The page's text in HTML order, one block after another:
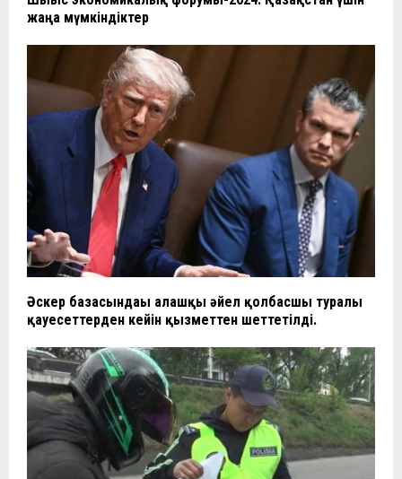
жаңа мүмкіндіктер
Әскер базасындағы алғашқы әйел қолбасшы туралы
қауесеттерден кейін қызметтен шеттетілді.